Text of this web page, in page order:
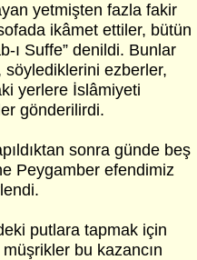
yetmişten fazla fakir
ikâmet ettiler, bütün
ı Suffe” denildi. Bunlar
söylediklerini ezberler,
yerlere İslâmiyeti
gönderilirdi.
sonra günde beş
Peygamber efendimiz
putlara tapmak için
bu kazancın